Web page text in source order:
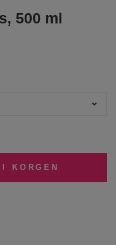
500 ml
KORGEN